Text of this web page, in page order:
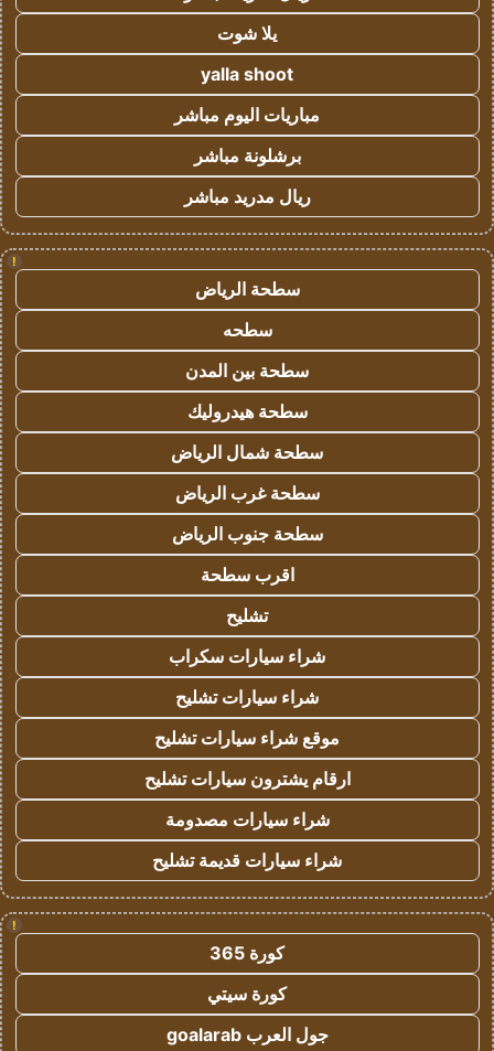
يلا شوت
yalla shoot
مباريات اليوم مباشر
برشلونة مباشر
ريال مدريد مباشر
!
سطحة الرياض
سطحه
سطحة بين المدن
سطحة هيدروليك
سطحة شمال الرياض
سطحة غرب الرياض
سطحة جنوب الرياض
اقرب سطحة
تشليح
شراء سيارات سكراب
شراء سيارات تشليح
موقع شراء سيارات تشليح
ارقام يشترون سيارات تشليح
شراء سيارات مصدومة
شراء سيارات قديمة تشليح
!
كورة 365
كورة سيتي
جول العرب goalarab